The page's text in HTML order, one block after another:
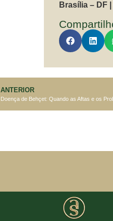
Brasília – DF
ANTERIOR
Doença de Behçet: Quando as Aftas e os